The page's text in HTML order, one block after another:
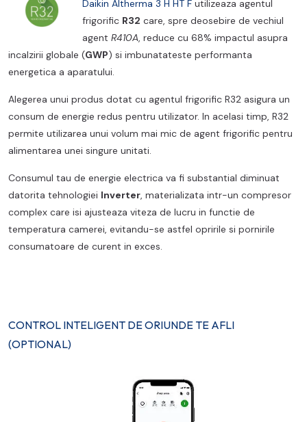
Daikin Altherma 3 H HT F utilizeaza agentul
frigorific R32 care, spre deosebire de vechiul
agent R410A, reduce cu 68% impactul asupra
incalzirii globale (GWP) si imbunatateste performanta
energetica a aparatului.
Alegerea unui produs dotat cu agentul frigorific R32 asigura un
consum de energie redus pentru utilizator. In acelasi timp, R32
permite utilizarea unui volum mai mic de agent frigorific pentru
alimentarea unei singure unitati.
Consumul tau de energie electrica va fi substantial diminuat
datorita tehnologiei Inverter, materializata intr-un compresor
complex care isi ajusteaza viteza de lucru in functie de
temperatura camerei, evitandu-se astfel opririle si pornirile
consumatoare de curent in exces.
CONTROL INTELIGENT DE ORIUNDE TE AFLI
(OPTIONAL)